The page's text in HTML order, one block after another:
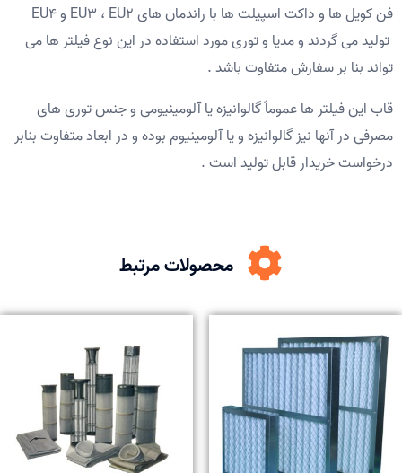
فن کویل ها و داکت اسپیلت ها با راندمان های EU3 ، EU2 و EU4
تولید می گردند و مدیا و توری مورد استفاده در این نوع فیلتر ها می
تواند بنا بر سفارش متفاوت باشد .
قاب این فیلتر ها عموماً گالوانیزه یا آلومینیومی و جنس توری های
مصرفی در آنها نیز گالوانیزه و یا آلومینیوم بوده و در ابعاد متفاوت بنابر
درخواست خریدار قابل تولید است .
محصولات مرتبط